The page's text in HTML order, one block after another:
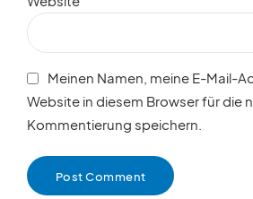
Meinen Namen, meine E-Mail-
Website in diesem Browser für die
Kommentierung speichern.
Post Comment